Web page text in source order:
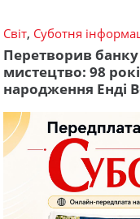
Світ, Суботня
Перетворив банку
мистецтво: 98
народження Енді